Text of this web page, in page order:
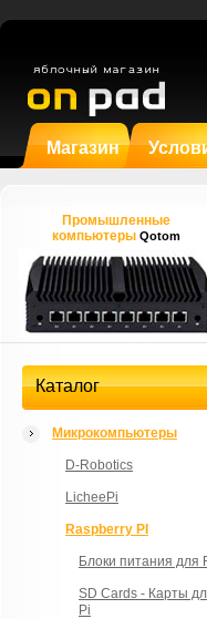
Магазин
Промышленные
компьютерыQotom
Каталог
Микрокомпьютеры
D-Robotics
LicheePi
Raspberry PI
Блоки питания для
SD Cards - Карты
Pi